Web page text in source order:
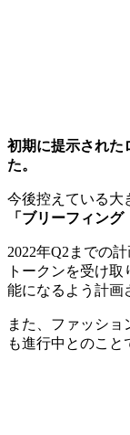
初期に提示された
た。
今後控えている大
「ブリーフィング
2022年Q2までの
トークンを受け
能になるよう計画
また、ファッシ
も進行中とのこと